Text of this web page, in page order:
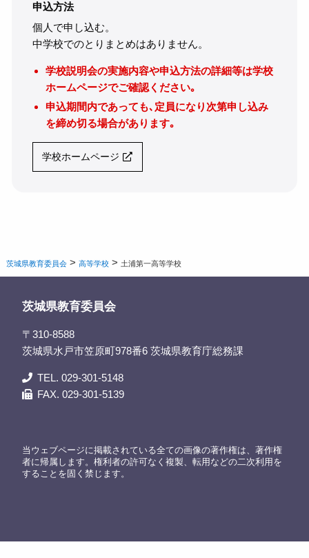
申込方法
個人で申し込む。
中学校でのとりまとめはありません。
学校説明会の実施内容や申込方法の詳細等は学校
ホームページでご確認ください｡
申込期間内であっても､定員になり次第申し込み
を締め切る場合があります｡
学校ホームページ
茨城県教育委員会 >高等学校 >土浦第一高等学校
茨城県教育委員会
〒310-8588
茨城県水戸市笠原町978番6 茨城県教育庁総務課
TEL. 029-301-5148
FAX. 029-301-5139
当ウェブページに掲載されている全ての画像の著作権は、著作権
者に帰属します。権利者の許可なく複製、転用などの二次利用を
することを固く禁じます。